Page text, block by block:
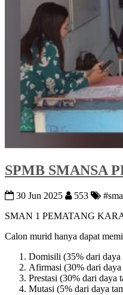
SPMB SMANSA
30 Jun 2025 553
SMAN 1 PEMATANG
Calon murid hanya dapat
Domisili (35% dari daya
Afirmasi (30% dari
Prestasi (30% dari daya
Mutasi (5% dari daya